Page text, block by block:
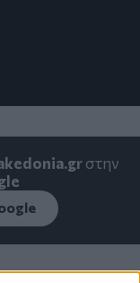
στην